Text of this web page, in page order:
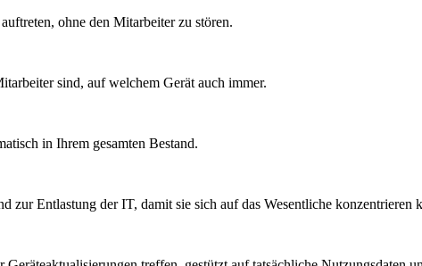
ohne den Mitarbeiter zu stören.
sind, auf welchem Gerät auch immer.
in Ihrem gesamten Bestand.
Entlastung der IT, damit sie sich auf das Wesentliche konzentrieren